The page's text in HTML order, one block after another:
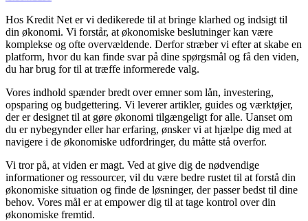
Hos Kredit Net er vi dedikerede til at bringe klarhed og indsigt til
din økonomi. Vi forstår, at økonomiske beslutninger kan være
komplekse og ofte overvældende. Derfor stræber vi efter at skabe en
platform, hvor du kan finde svar på dine spørgsmål og få den viden,
du har brug for til at træffe informerede valg.
Vores indhold spænder bredt over emner som lån, investering,
opsparing og budgettering. Vi leverer artikler, guides og værktøjer,
der er designet til at gøre økonomi tilgængeligt for alle. Uanset om
du er nybegynder eller har erfaring, ønsker vi at hjælpe dig med at
navigere i de økonomiske udfordringer, du måtte stå overfor.
Vi tror på, at viden er magt. Ved at give dig de nødvendige
informationer og ressourcer, vil du være bedre rustet til at forstå din
økonomiske situation og finde de løsninger, der passer bedst til dine
behov. Vores mål er at empower dig til at tage kontrol over din
økonomiske fremtid.